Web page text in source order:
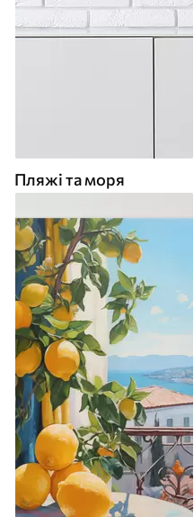
Пляжі та моря